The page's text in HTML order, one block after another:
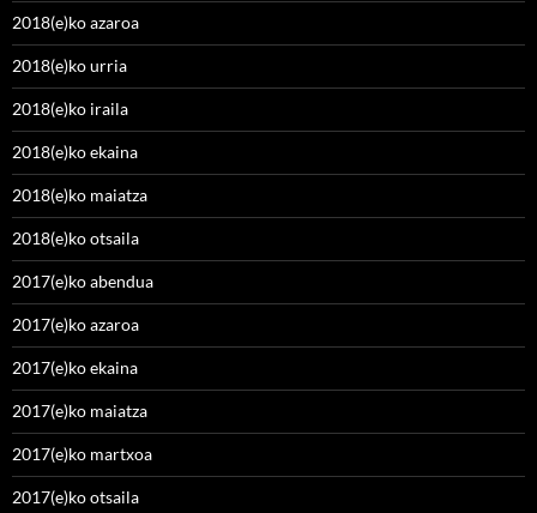
2018(e)ko azaroa
2018(e)ko urria
2018(e)ko iraila
2018(e)ko ekaina
2018(e)ko maiatza
2018(e)ko otsaila
2017(e)ko abendua
2017(e)ko azaroa
2017(e)ko ekaina
2017(e)ko maiatza
2017(e)ko martxoa
2017(e)ko otsaila